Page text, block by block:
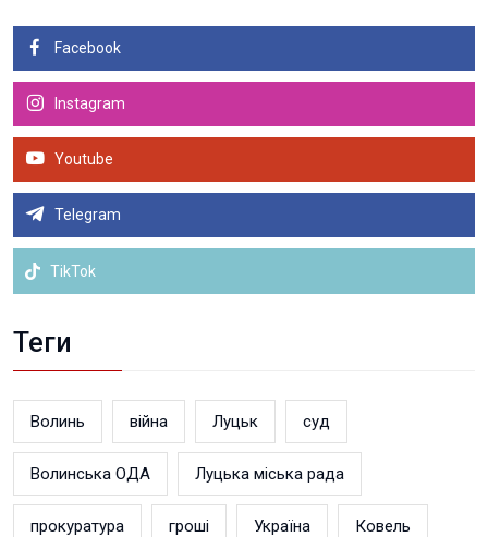
Facebook
Instagram
Youtube
Telegram
TikTok
Теги
Волинь війна Луцьк суд
Волинська ОДА Луцька міська рада
прокуратура гроші Україна Ковель